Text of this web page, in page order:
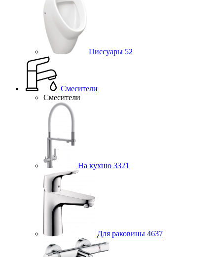
Писсуары 52
Смесители
Смесители
На кухню 3321
Для раковины 4637